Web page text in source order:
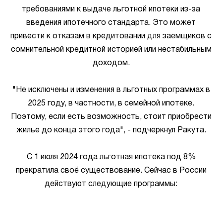
требованиями к выдаче льготной ипотеки из-за
введения ипотечного стандарта. Это может
привести к отказам в кредитовании для заемщиков с
сомнительной кредитной историей или нестабильным
доходом.
"Не исключены и изменения в льготных программах в
2025 году, в частности, в семейной ипотеке.
Поэтому, если есть возможность, стоит приобрести
жилье до конца этого года", - подчеркнул Ракута.
С 1 июля 2024 года льготная ипотека под 8%
прекратила своё существование. Сейчас в России
действуют следующие программы: